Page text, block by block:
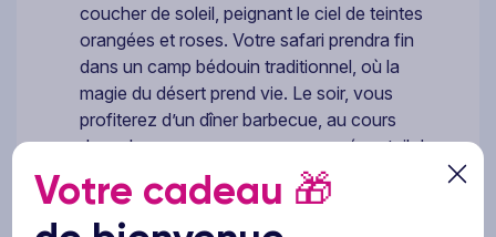
coucher de soleil, peignant le ciel de teintes
orangées et roses. Votre safari prendra fin
dans un camp bédouin traditionnel, où la
magie du désert prend vie. Le soir, vous
profiterez d’un dîner barbecue, au cours
duquel vous pourrez savourer un éventail de
viandes grillées, de salades fraîches et de
desserts traditionnels sous le ciel étoilé du
désert. Vous pourrez participer à des activités
Votre cadeau 🎁